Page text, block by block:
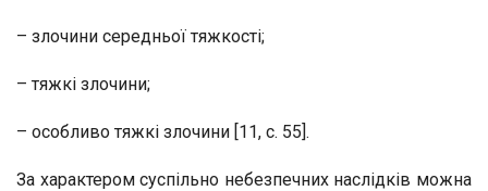
– злочини середньої тяжкості;
– тяжкі злочини;
– особливо тяжкі злочини [11, с. 55].
За характером суспільно небезпечних наслідків можна